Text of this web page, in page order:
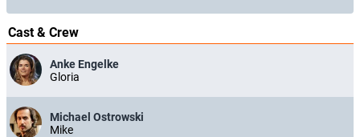
Cast & Crew
Anke Engelke
Gloria
Michael Ostrowski
Mike